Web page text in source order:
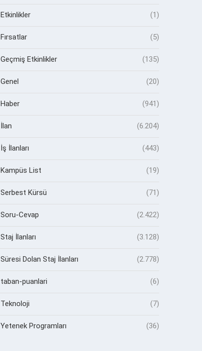
Etkinlikler (1)
Fırsatlar (5)
Geçmiş Etkinlikler (135)
Genel (20)
Haber (941)
İlan (6.204)
İş İlanları (443)
Kampüs List (19)
Serbest Kürsü (71)
Soru-Cevap (2.422)
Staj İlanları (3.128)
Süresi Dolan Staj İlanları (2.778)
taban-puanlari (6)
Teknoloji (7)
Yetenek Programları (36)